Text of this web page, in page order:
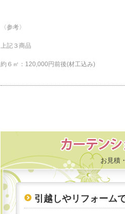
〈参考〉
上記３商品
約６㎡：120,000円前後(材工込み)
お見積
引越しやリフォーム